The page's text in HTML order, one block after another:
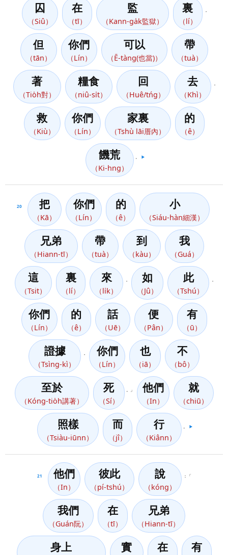
囚
（Siû）
在
（tī）
監
（Kann-ga̍k監獄）
裏
（lí）
但
（tān）
你們
（Lín）
可以
（Ē-tàng(也當)）
帶
（tuà）
著
（Tio̍h對）
糧食
（niû-si̍t）
回
（Huê/tńg）
去
（Khì）
救
（Kiù）
你們
（Lín）
家裏
（Tshù lāi厝內）
的
（ê）
饑荒
（Ki-hng）
▶️
20 把
（Kā）
你們
（Lín）
的
（ê）
小
（Siáu-hàn細漢）
兄弟
（Hiann-tī）
帶
（tuà）
到
（kàu）
我
（Guá）
這
（Tsit）
裏
（lí）
來
（li̍k）
如
（Jû）
此
（Tshú）
你們
（Lín）
的
（ê）
話
（Uē）
便
（Pân）
有
（ū）
證據
（Tsìng-kì）
你們
（Lín）
也
（iā）
不
（bô）
至於
（Kóng-tio̍h講著）
死
（Sí）
。」 他們
（In）
就
（chiū）
照樣
（Tsiàu-iūnn）
而
（jî）
行
（Kiânn）
▶️
21 他們
（In）
彼此
（pí-tshú）
說
（kóng）
：「
我們
（Guán阮）
在
（tī）
兄弟
（Hiann-tī）
身上 實 在 有